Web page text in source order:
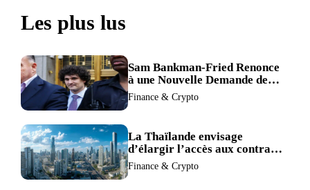
Les plus lus
Sam Bankman-Fried Renonce
à une Nouvelle Demande de
Procès, Intensifiant la
Pression pour la Récusation
Finance & Crypto
La Thaïlande envisage
d’élargir l’accès aux contrats
à terme crypto dans une
refonte de sa réglementation.
Finance & Crypto